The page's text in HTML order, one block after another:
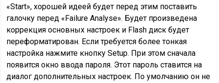
«Start», хорошей идеей будет перед этим поставить
галочку перед «Failure Analyse». Будет произведена
коррекция основных настроек и Flash диск будет
переформатирован. Если требуется более тонкая
настройка нажмите кнопку Setup. При этом сначала
появится окно ввода пароля. Этот пароль ставится на
диалог дополнительных настроек. По умолчанию он не